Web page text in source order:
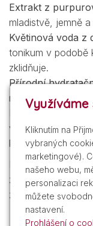
Extrakt z
mladistvě, jemně
Květinová voda z
tonikum v podobě
zklidňuje.
Přírodní
močovina, serin,
Dopřává
vrstev, pomáhá jí
kompenzuje
Použití:
zavřete oči a
zbytky odstraňte
Kliknutím na
vybraných
marketingové).
našeho webu,
personalizaci
můžete
nastavení.
Prohlášení o